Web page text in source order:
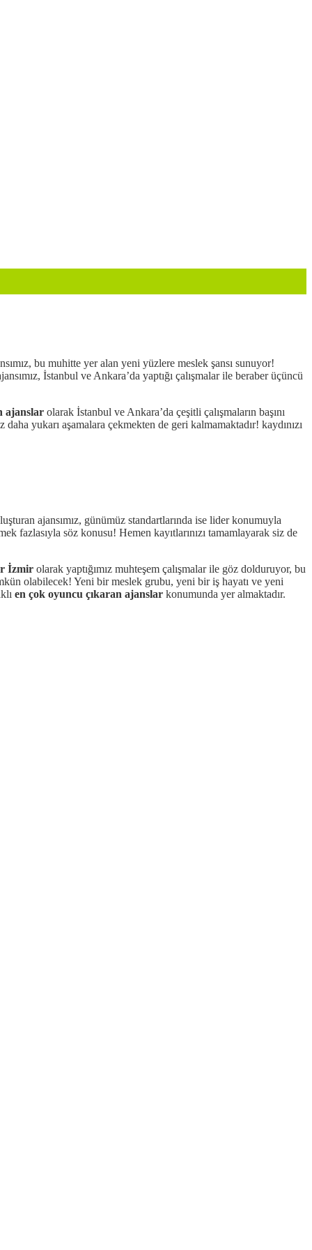
bu muhitte yer alan yeni yüzlere meslek şansı sunuyor!
İstanbul ve Ankara’da yaptığı çalışmalar ile beraber üçüncü
ajanslar olarak İstanbul ve Ankara’da çeşitli çalışmaların başını
yukarı aşamalara çekmekten de geri kalmamaktadır! kaydınızı
ajansımız, günümüz standartlarında ise lider konumuyla
fazlasıyla söz konusu! Hemen kayıtlarınızı tamamlayarak siz de
İzmir olarak yaptığımız muhteşem çalışmalar ile göz dolduruyor, bu
olabilecek! Yeni bir meslek grubu, yeni bir iş hayatı ve yeni
en çok oyuncu çıkaran ajanslar konumunda yer almaktadır.